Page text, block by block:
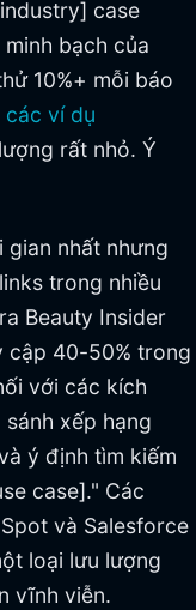
case
bạch của
10%+ mỗi báo
các ví dụ
rất nhỏ. Ý
gian nhất nhưng
trong nhiều
Beauty Insider
cập 40-50% trong
với các kích
sánh xếp hạng
ý định tìm kiếm
case]." Các
và Salesforce
loại lưu lượng
vĩnh viễn.